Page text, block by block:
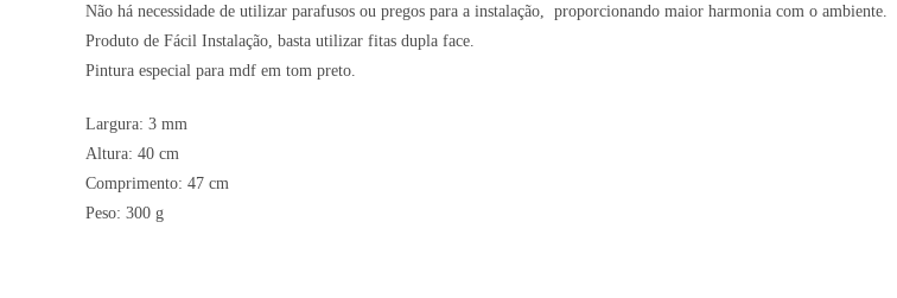
Não há necessidade de utilizar parafusos ou pregos para a instalação, proporcionando maior harmonia com o ambiente.
Produto de Fácil Instalação, basta utilizar fitas dupla face.
Pintura especial para mdf em tom preto.
Largura: 3 mm
Altura: 40 cm
Comprimento: 47 cm
Peso: 300 g